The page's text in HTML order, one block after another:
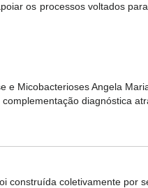
os processos voltados
e Micobacterioses Angela
diagnóstica
construída coletivamente por